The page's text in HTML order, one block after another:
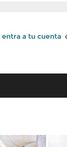
entra a tu cuenta